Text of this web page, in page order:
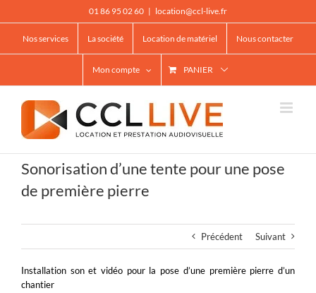
au
contenu
01 86 95 02 60 | location@ccl-live.fr
Nos services La société Location de matériel Nous contacter
Mon compte PANIER
Sonorisation d’une tente pour une pose
de première pierre
Précédent Suivant
Installation son et vidéo pour la pose d’une première pierre d’un
chantier